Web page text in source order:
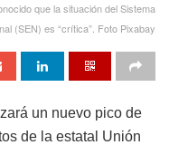
que la situación del Sistema
(SEN) es “crítica”. Foto Pixabay
un nuevo pico de
de la estatal Unión